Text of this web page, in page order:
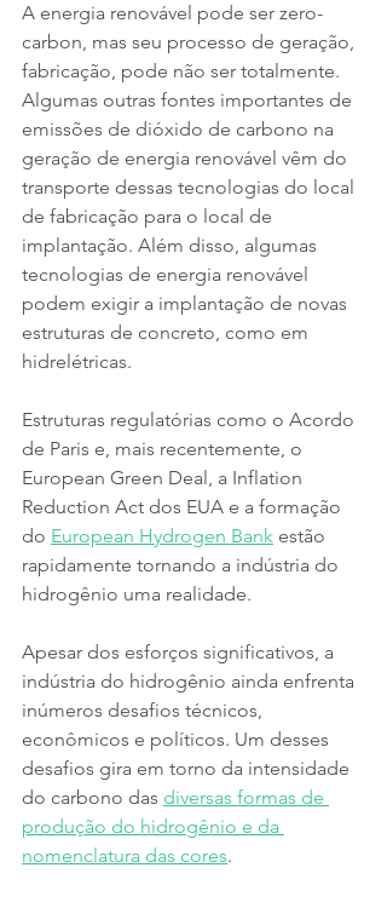
A energia renovável pode ser zero-
carbon, mas seu processo de geração,
fabricação, pode não ser totalmente.
Algumas outras fontes importantes de
emissões de dióxido de carbono na
geração de energia renovável vêm do
transporte dessas tecnologias do local
de fabricação para o local de
implantação. Além disso, algumas
tecnologias de energia renovável
podem exigir a implantação de novas
estruturas de concreto, como em
hidrelétricas.
Estruturas regulatórias como o Acordo
de Paris e, mais recentemente, o
European Green Deal, a Inflation
Reduction Act dos EUA e a formação
do European Hydrogen Bank estão
rapidamente tornando a indústria do
hidrogênio uma realidade.
Apesar dos esforços significativos, a
indústria do hidrogênio ainda enfrenta
inúmeros desafios técnicos,
econômicos e políticos. Um desses
desafios gira em torno da intensidade
do carbono das diversas formas de
produção do hidrogênio e da
nomenclatura das cores.